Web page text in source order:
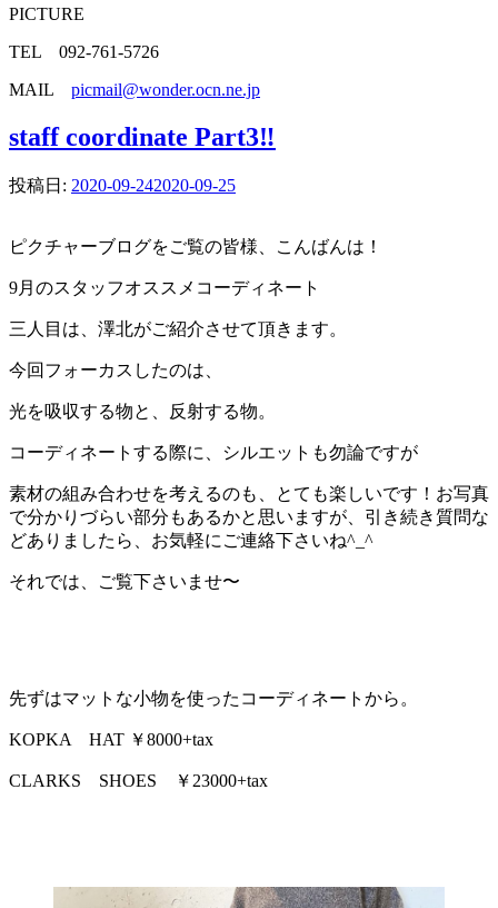
PICTURE
TEL 092-761-5726
MAIL picmail@wonder.ocn.ne.jp
staff coordinate Part3‼︎
投稿日: 2020-09-242020-09-25
ピクチャーブログをご覧の皆様、こんばんは！
9月のスタッフオススメコーディネート
三人目は、澤北がご紹介させて頂きます。
今回フォーカスしたのは、
光を吸収する物と、反射する物。
コーディネートする際に、シルエットも勿論ですが
素材の組み合わせを考えるのも、とても楽しいです！お写真
で分かりづらい部分もあるかと思いますが、引き続き質問な
どありましたら、お気軽にご連絡下さいね^_^
それでは、ご覧下さいませ〜
先ずはマットな小物を使ったコーディネートから。
KOPKA HAT ￥8000+tax
CLARKS SHOES ￥23000+tax